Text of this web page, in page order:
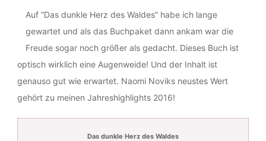
Auf “Das dunkle Herz des Waldes” habe ich lange
gewartet und als das Buchpaket dann ankam war die
Freude sogar noch größer als gedacht. Dieses Buch ist
optisch wirklich eine Augenweide! Und der Inhalt ist
genauso gut wie erwartet. Naomi Noviks neustes Wert
gehört zu meinen Jahreshighlights 2016!
Das dunkle Herz des Waldes